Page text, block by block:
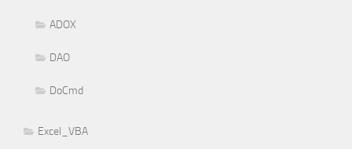
ADOX
DAO
DoCmd
Excel_VBA